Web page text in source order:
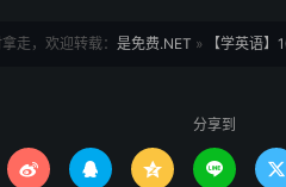
走，欢迎转载： 是免费.NET » 【学英语
分享到
    